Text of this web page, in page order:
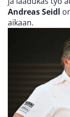
Andreas Seidl
aikaan.